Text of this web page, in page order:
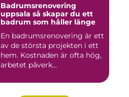
Badrumsrenovering
uppsala så skapar du ett
badrum som håller länge
En badrumsrenovering är ett
av de största projekten i ett
hem. Kostnaden är ofta hög,
arbetet påverk...